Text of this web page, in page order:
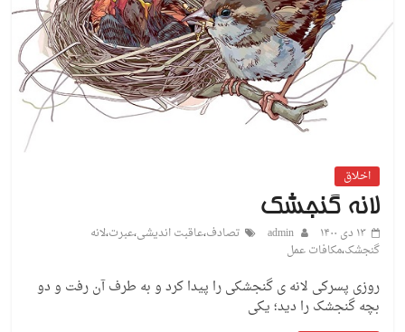
اخلاق
لانه گنجشک
۱۳ دی ۱۴۰۰ admin تصادف،عاقبت اندیشی،عبرت،لانه
گنجشک،مکافات عمل
روزی پسرکی لانه ی گنجشکی را پیدا کرد و به طرف آن رفت و دو
بچه گنجشک را دید؛ یکی